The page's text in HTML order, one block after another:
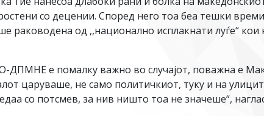
со децении. Според него тоа беа тешки
раководена од ,,национално исплакнати луѓе“ кои
е помалку важно во случајот, поважна е
царуваше, не само политичкиот, туку и на
со потсмев, за нив ништо тоа не значеше“,